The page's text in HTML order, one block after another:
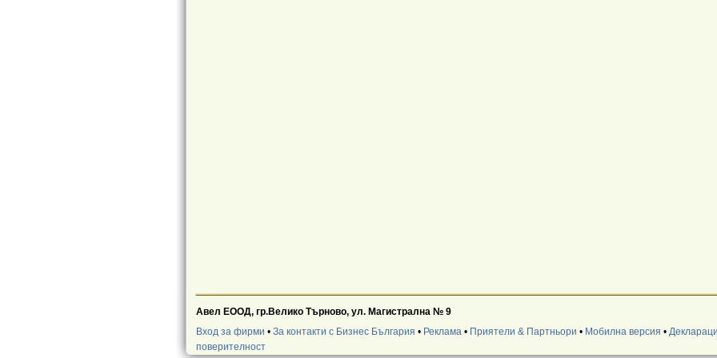
Авел ЕООД, гр.Велико Търново, ул. Магистрална № 9
Вход за фирми • За контакти с Бизнес България • Реклама• Приятели & Партньори • Мобилна версия •
поверителност